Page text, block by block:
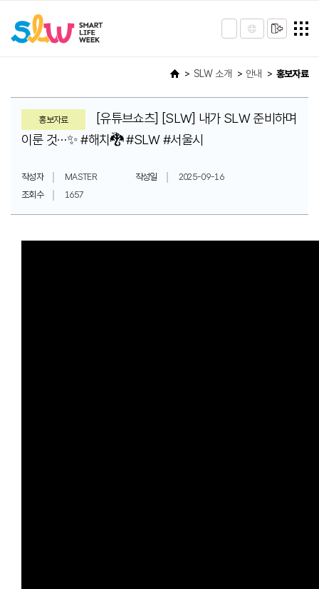
SLW 소개 안내 홍보자료
홍보자료
[유튜브쇼츠] [SLW] 내가 SLW 준비하며
이룬 것…✨ #해치🐉 #SLW #서울시
작성자 MASTER 작성일
2025-09-16
조회수
1657